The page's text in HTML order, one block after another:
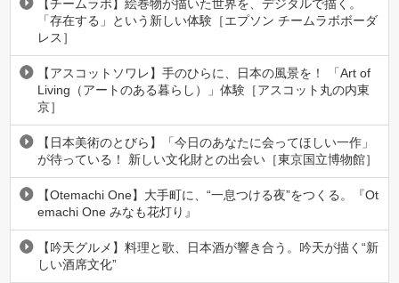
【チームラボ】絵巻物が描いた世界を、デジタルで描く。
「存在する」という新しい体験［エプソン チームラボボーダ
レス］
【アスコットソワレ】手のひらに、日本の風景を！ 「Art of
Living（アートのある暮らし）」体験［アスコット丸の内東
京］
【日本美術のとびら】「今日のあなたに会ってほしい一作」
が待っている！ 新しい文化財との出会い［東京国立博物館］
【Otemachi One】大手町に、“一息つける夜”をつくる。『Ot
emachi One みなも花灯り』
【吟天グルメ】料理と歌、日本酒が響き合う。吟天が描く“新
しい酒席文化”